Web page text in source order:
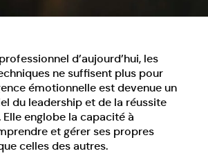
d’aujourd’hui, les
ne suffisent plus pour
émotionnelle est devenue un
du leadership et de la réussite
englobe la capacité à
et gérer ses propres
celles des autres.